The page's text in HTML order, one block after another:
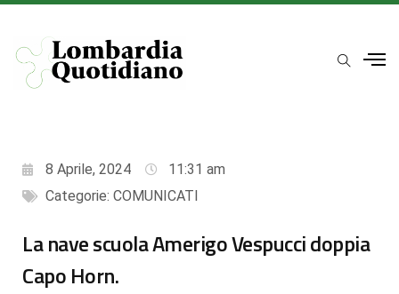
8 Aprile, 2024
11:31 am
Categorie: COMUNICATI
La nave scuola Amerigo Vespucci doppia
Capo Horn.